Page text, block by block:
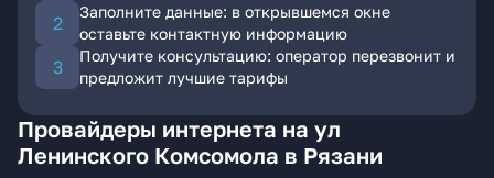
Заполните данные: в открывшемся окне
оставьте контактную информацию
Получите консультацию: оператор перезвонит и
предложит лучшие тарифы
Провайдеры интернета на ул
Ленинского Комсомола в Рязани